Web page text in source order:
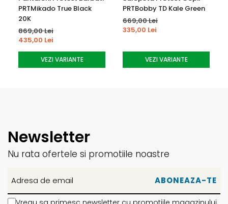
PRTMikado True Black
20K
869,00 Lei
435,00 Lei
VEZI VARIANTE
PRTBobby TD Kale Green
669,00 Lei
335,00 Lei
VEZI VARIANTE
Newsletter
Nu rata ofertele si promotiile noastre